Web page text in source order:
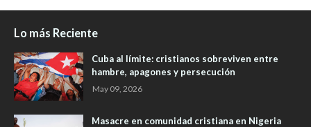
Lo más Reciente
Cuba al límite: cristianos sobreviven entre
hambre, apagones y persecución
May 09, 2026
Masacre en comunidad cristiana en Nigeria